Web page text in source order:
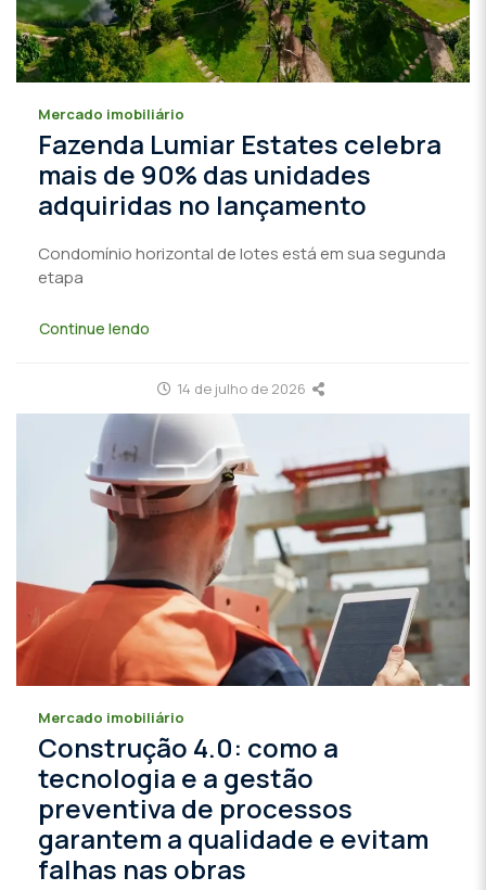
Mercado imobiliário
Fazenda Lumiar Estates celebra
mais de 90% das unidades
adquiridas no lançamento
Condomínio horizontal de lotes está em sua segunda
etapa
Continue lendo
14 de julho de 2026
Mercado imobiliário
Construção 4.0: como a
tecnologia e a gestão
preventiva de processos
garantem a qualidade e evitam
falhas nas obras